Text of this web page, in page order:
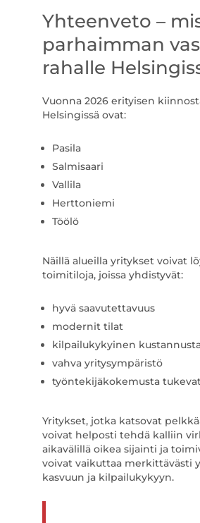
Yhteenveto –
parhaimman
rahalle
Vuonna 2026 erityisen
Helsingissä ovat:
Pasila
Salmisaari
Vallila
Herttoniemi
Töölö
Näillä alueilla yritykset voivat
toimitiloja, joissa yhdistyvät:
hyvä saavutettavuus
modernit tilat
kilpailukykyinen
vahva yritysympäristö
työntekijäkokemusta
Yritykset, jotka katsovat
voivat helposti tehdä kalliin
aikavälillä oikea sijainti ja
voivat vaikuttaa merkittävästi
kasvuun ja kilpailukykyyn.